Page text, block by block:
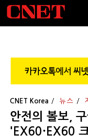
CNET Korea 뉴스
안전의 볼보,
'EX60·EX60